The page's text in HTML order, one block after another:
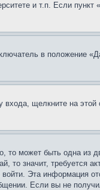
и т.п. Если
в положение
щелкните на
то может быть одна из
значит, требуется
Эта информация
Если вы не